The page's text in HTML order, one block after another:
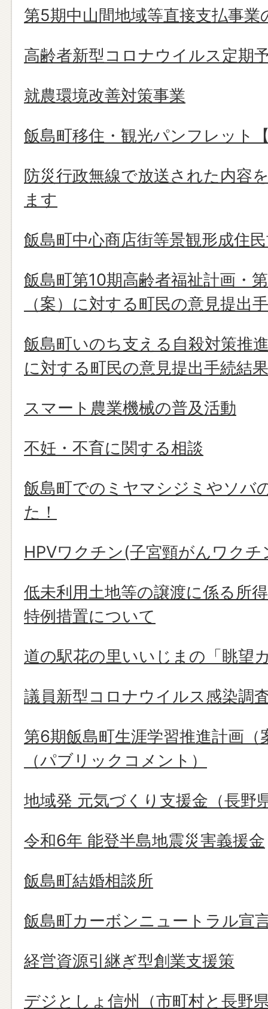
第5期中山間地域等直接支払事業
高齢者新型コロナウイルス定期
就農環境改善対策事業
飯島町移住・観光パンフレット
防災行政無線で放送された内容
ます
飯島町中心商店街等景観形成住
飯島町第10期高齢者福祉計画・
（案）に対する町民の意見提出
飯島町いのち支える自殺対策推
に対する町民の意見提出手続結果
スマート農業機械の普及活動
不妊・不育に関する相談
飯島町でのミヤマシジミやソバ
た！
HPVワクチン(子宮頸がんワク
低未利用土地等の譲渡に係る所
特例措置について
道の駅花の里いいじまの「眺望
議員新型コロナウイルス感染調
第6期飯島町生涯学習推進計画
（パブリックコメント）
地域発 元気づくり支援金（長野
令和6年 能登半島地震災害義援金
飯島町結婚相談所
飯島町カーボンニュートラル宣
経営資源引継ぎ型創業支援策
デジとしょ信州（市町村と長野